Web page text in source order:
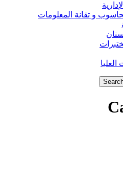
و تقانة المعلومات